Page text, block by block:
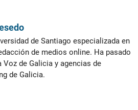
de Santiago especializada en
de medios online. Ha pasado
de Galicia y agencias de
de Galicia.